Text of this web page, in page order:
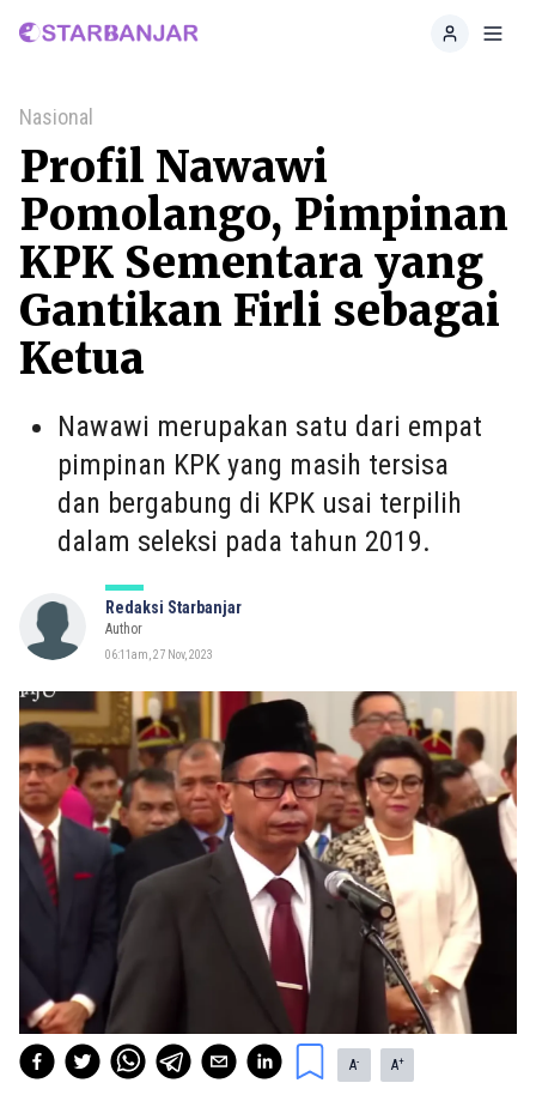
Home
Nasional
Profil Nawawi
Pomolango, Pimpinan
KPK Sementara yang
Gantikan Firli sebagai
Ketua
Nawawi merupakan satu dari empat
pimpinan KPK yang masih tersisa
dan bergabung di KPK usai terpilih
dalam seleksi pada tahun 2019.
Redaksi Starbanjar
Author
06:11am, 27 Nov, 2023
A- A+